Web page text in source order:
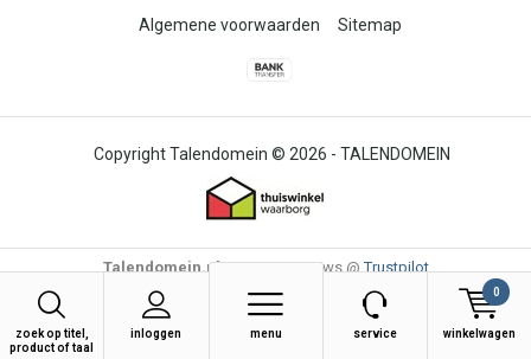
zoek op titel,
product of taal
inloggen menu service winkelwagen
0
© 2026 - TALENDOMEIN
Algemene voorwaarden Sitemap
Talendomein.nl4,6/-85Reviews @Trustpilot